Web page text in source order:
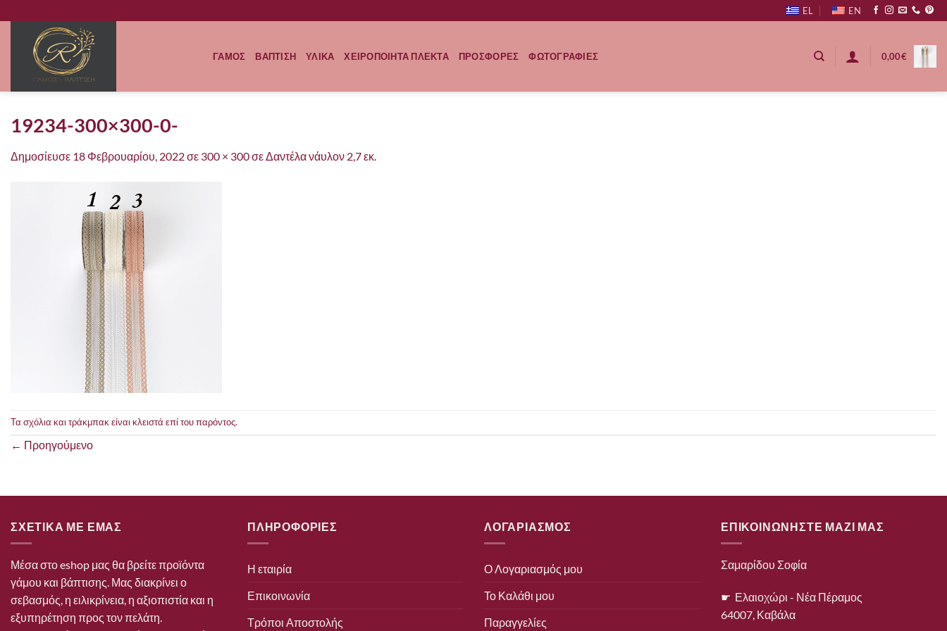
στο
περιεχόμενο
EL EN
ΓΑΜΟΣ ΒΑΠΤΙΣΗ ΥΛΙΚΑ ΧΕΙΡΟΠΟΙΗΤΑ ΠΛΕΚΤΑ ΠΡΟΣΦΟΡΕΣ ΦΩΤΟΓΡΑΦΙΕΣ 0,00€
19234-300×300-0-
Δημοσίευσε 18 Φεβρουαρίου, 2022σε 300 × 300σε Δαντέλα νάυλον 2,7 εκ.
Τα σχόλια και τράκμπακ είναι κλειστά επί του παρόντος.
← Προηγούμενο
ΣΧΕΤΙΚΑ ΜΕ ΕΜΑΣ
Μέσα στο eshop μας θα βρείτε προϊόντα
γάμου και βάπτισης. Μας διακρίνει ο
σεβασμός, η ειλικρίνεια, η αξιοπιστία και η
εξυπηρέτηση προς τον πελάτη.
ΠΛΗΡΟΦΟΡΙΕΣ
Η εταιρία
Επικοινωνία
Τρόποι Αποστολής
ΛΟΓΑΡΙΑΣΜΟΣ
Ο Λογαριασμός μου
Το Καλάθι μου
Παραγγελίες
ΕΠΙΚΟΙΝΩΝΗΣΤΕ ΜΑΖΙ ΜΑΣ
Σαμαρίδου Σοφία
☛ Ελαιοχώρι - Νέα Πέραμος
64007, Καβάλα